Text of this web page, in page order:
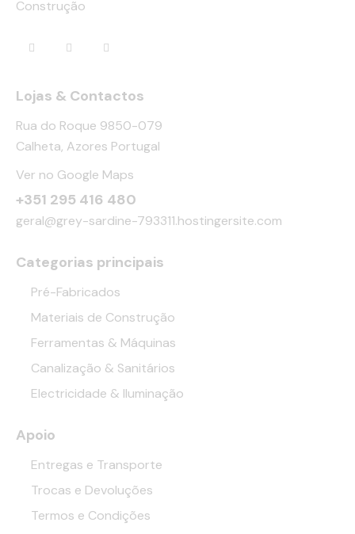
Lojas & Contactos
Rua do Roque 9850-079
Calheta, Azores Portugal
Ver no Google Maps
+351 295 416 480
geral@grey-sardine-793311.hostingersite.com
Categorias principais
Pré-Fabricados
Materiais de Construção
Ferramentas & Máquinas
Canalização & Sanitários
Electricidade & Iluminação
Apoio
Entregas e Transporte
Trocas e Devoluções
Termos e Condições